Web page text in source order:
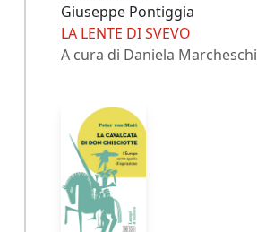
Giuseppe Pontiggia
LA LENTE DI SVEVO
A cura di Daniela Marcheschi